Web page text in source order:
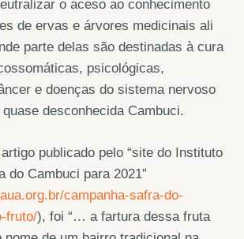
o aceso ao conhecimento
de ervas e árvores medicinais ali
parte delas são destinadas à cura
psicológicas,
e doenças do sistema nervoso
desconhecida Cambuci.
publicado pelo “site do Instituto
do Cambuci para 2021”
campanha-safra-do-
fruto/), foi “… a fartura dessa fruta